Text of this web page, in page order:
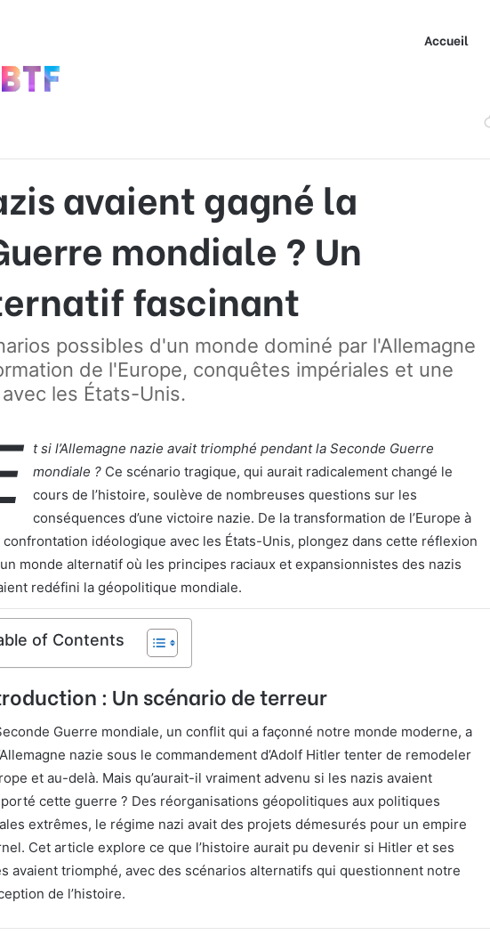
Accueil
Et si les nazis avaient gagné la Seconde Guerre mondiale ? Un monde alternatif fascinant
avaient gagné la
mondiale ? Un
fascinant
possibles d'un monde dominé par l'Allemagne
de l'Europe, conquêtes impériales et une
les États-Unis.
t si l’Allemagne nazie avait triomphé pendant la Seconde Guerre
mondiale ? Ce scénario tragique, qui aurait radicalement changé le
cours de l’histoire, soulève de nombreuses questions sur les
conséquences d’une victoire nazie. De la transformation de l’Europe à
confrontation idéologique avec les États-Unis, plongez dans cette réflexion
monde alternatif où les principes raciaux et expansionnistes des nazis
redéfini la géopolitique mondiale.
of Contents
: Un scénario de terreur
Guerre mondiale, un conflit qui a façonné notre monde moderne, a
nazie sous le commandement d’Adolf Hitler tenter de remodeler
et au-delà. Mais qu’aurait-il vraiment advenu si les nazis avaient
cette guerre ? Des réorganisations géopolitiques aux politiques
extrêmes, le régime nazi avait des projets démesurés pour un empire
Cet article explore ce que l’histoire aurait pu devenir si Hitler et ses
avaient triomphé, avec des scénarios alternatifs qui questionnent notre
de l’histoire.